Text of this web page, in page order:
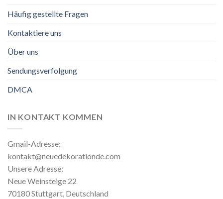
Häufig gestellte Fragen
Kontaktiere uns
Über uns
Sendungsverfolgung
DMCA
IN KONTAKT KOMMEN
Gmail-Adresse:
kontakt@neuedekorationde.com
Unsere Adresse:
Neue Weinsteige 22
70180 Stuttgart, Deutschland